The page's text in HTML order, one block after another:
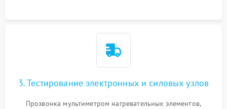
3. Тестирование электронных и силовых узлов
Прозвонка мультиметром нагревательных элементов,